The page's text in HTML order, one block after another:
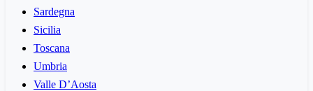
Sardegna
Sicilia
Toscana
Umbria
Valle D’Aosta